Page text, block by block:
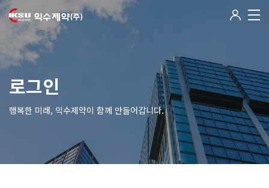
로그인
행복한 미래, 익수제약이 함께 만들어갑니다.